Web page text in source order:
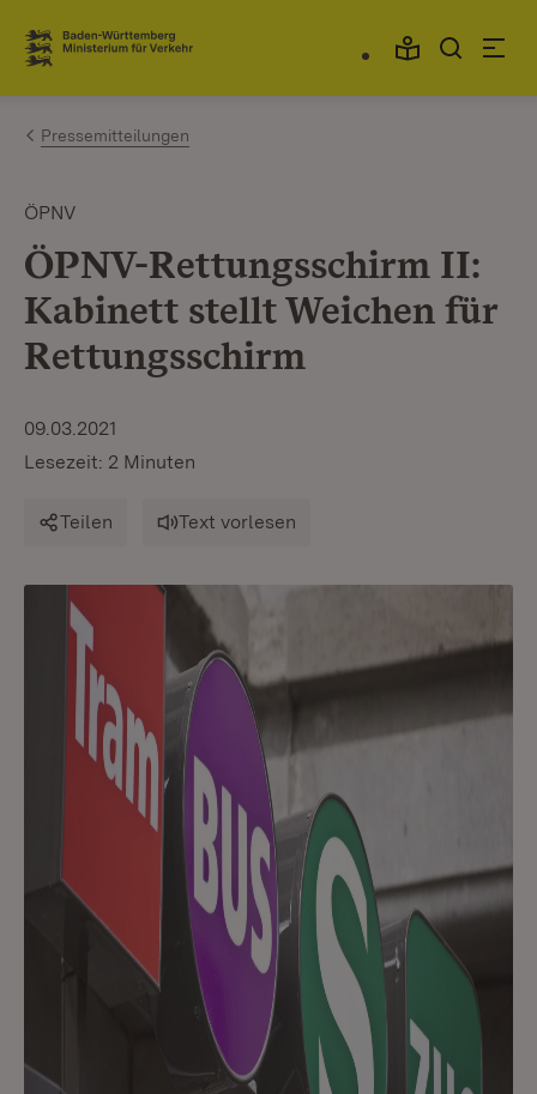
Zum Inhalt springen
Link zur Startseite
Pressemitteilungen
ÖPNV
ÖPNV-Rettungsschirm II:
Kabinett stellt Weichen für
Rettungsschirm
09.03.2021
Lesezeit: 2 Minuten
Teilen Text vorlesen